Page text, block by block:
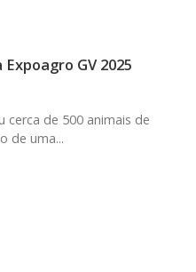
GV 2025
de 500 animais de
de uma...